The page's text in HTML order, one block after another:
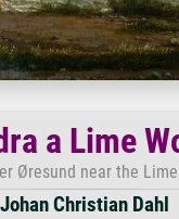
a Lime
Øresund near the
Johan Christian Dahl